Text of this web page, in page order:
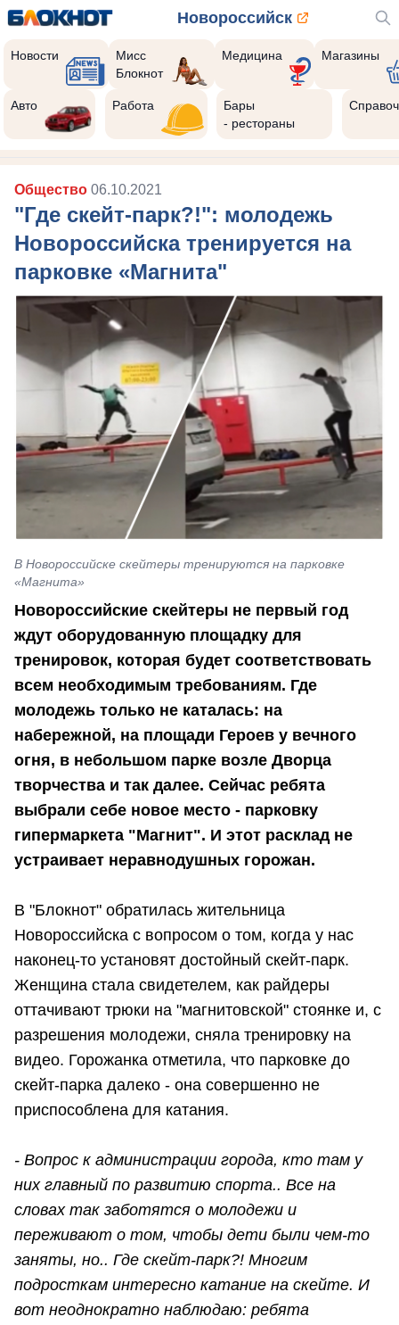
Новороссийск
Новости
Мисс
Блокнот
Медицина Магазины
Авто Работа
Бары
- рестораны
Общество 06.10.2021
"Где скейт-парк?!": молодежь
Новороссийска тренируется на
парковке «Магнита"
В Новороссийске скейтеры тренируются на парковке
«Магнита»
Новороссийские скейтеры не первый год
ждут оборудованную площадку для
тренировок, которая будет соответствовать
всем необходимым требованиям. Где
молодежь только не каталась: на
набережной, на площади Героев у вечного
огня, в небольшом парке возле Дворца
творчества и так далее. Сейчас ребята
выбрали себе новое место - парковку
гипермаркета "Магнит". И этот расклад не
устраивает неравнодушных горожан.
В "Блокнот" обратилась жительница
Новороссийска с вопросом о том, когда у нас
наконец-то установят достойный скейт-парк.
Женщина стала свидетелем, как райдеры
оттачивают трюки на "магнитовской" стоянке и, с
разрешения молодежи, сняла тренировку на
видео. Горожанка отметила, что парковке до
скейт-парка далеко - она совершенно не
приспособлена для катания.
- Вопрос к администрации города, кто там у
них главный по развитию спорта.. Все на
словах так заботятся о молодежи и
переживают о том, чтобы дети были чем-то
заняты, но.. Где скейт-парк?! Многим
подросткам интересно катание на скейте. И
вот неоднократно наблюдаю: ребята